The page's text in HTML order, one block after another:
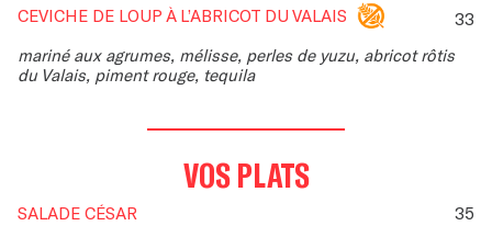
CEVICHE DE LOUP À L’ABRICOT DU VALAIS
33
mariné aux agrumes, mélisse, perles de yuzu, abricot rôtis
du Valais, piment rouge, tequila
VOS PLATS
SALADE CÉSAR
35